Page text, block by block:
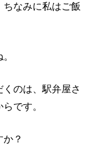
なみに私はご飯
のは、駅弁屋さ
です。
？